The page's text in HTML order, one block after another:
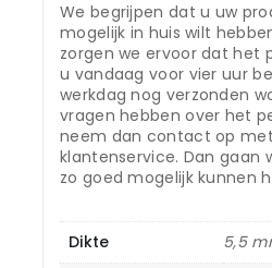
We begrijpen dat u uw
mogelijk in huis wilt
zorgen we ervoor dat het
u vandaag voor vier uur
werkdag nog verzonden
vragen hebben over het
neem dan contact op
klantenservice. Dan gaan
zo goed mogelijk kunnen
Dikte
5,5